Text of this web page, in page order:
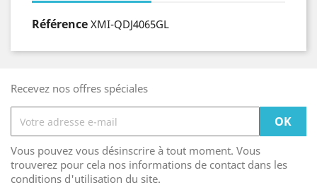
Référence XMI-QDJ4065GL
Recevez nos offres spéciales
Vous pouvez vous désinscrire à tout moment. Vous
trouverez pour cela nos informations de contact dans les
conditions d'utilisation du site.